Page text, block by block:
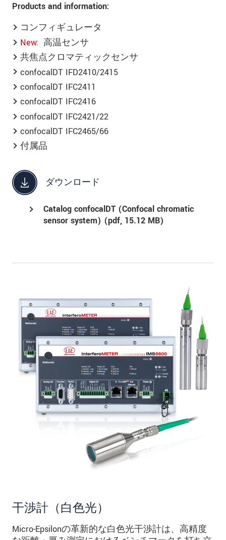
Products and information:
コンフィギュレータ
New
高温センサ
共焦点クロマティックセンサ
confocalDT IFD2410/2415
confocalDT IFC2411
confocalDT IFC2416
confocalDT IFC2421/22
confocalDT IFC2465/66
付属品
ダウンロード
Catalog confocalDT (Confocal chromatic
sensor system) (pdf, 15.12 MB)
干渉計（白色光）
Micro-Epsilonの革新的な白色光干渉計は、高精度